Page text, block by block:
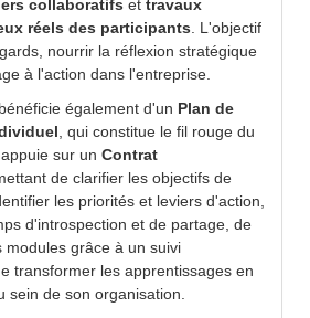
collaboratifs et travaux
réels des participants. L'objectif
nourrir la réflexion stratégique
à l'action dans l'entreprise.
également d'un Plan de
, qui constitue le fil rouge du
sur un Contrat
de clarifier les objectifs de
les priorités et leviers d'action,
d'introspection et de partage, de
modules grâce à un suivi
transformer les apprentissages en
sein de son organisation.